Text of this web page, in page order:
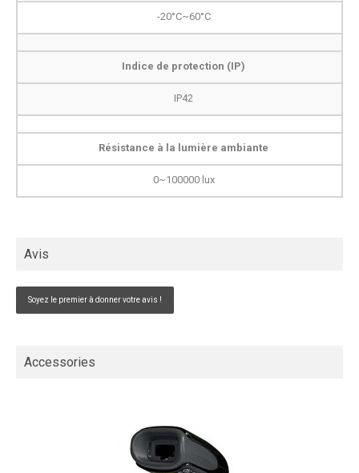
-20°C~60°C
Indice de protection (IP)
IP42
Résistance à la lumière ambiante
0~100000 lux
Avis
Soyez le premier à donner votre avis !
Accessories